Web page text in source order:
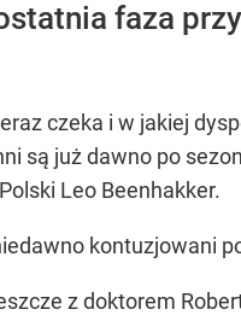
coś znacznie gorszego
faza
czeka i w jakiej
są już dawno po
Leo Beenhakker.
kontuzjowani
z doktorem